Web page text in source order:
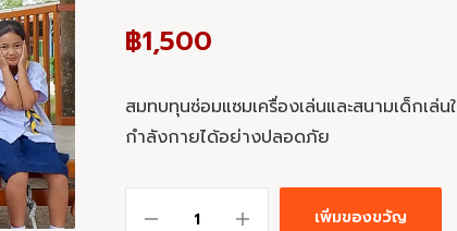
฿1,500
สมทบทุนซ่อมแซมเครื่องเล่นและสนามเด็กเล่น
กำลังกายได้อย่างปลอดภัย
เพิ่มของขวัญ